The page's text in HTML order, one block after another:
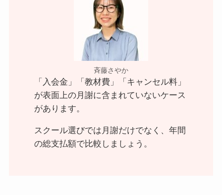
斉藤さやか
「入会金」「教材費」「キャンセル料」
が表面上の月謝に含まれていないケース
があります。
スクール選びでは月謝だけでなく、年間
の総支払額で比較しましょう。